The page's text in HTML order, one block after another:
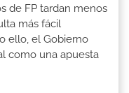
de FP tardan menos
más fácil
ello, el Gobierno
como una apuesta